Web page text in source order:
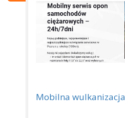
Mobilna wulkanizacja